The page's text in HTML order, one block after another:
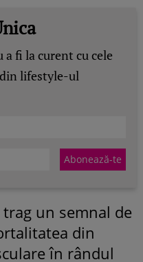
a fi la curent cu cele
lifestyle-ul
un semnal de
din
în rândul